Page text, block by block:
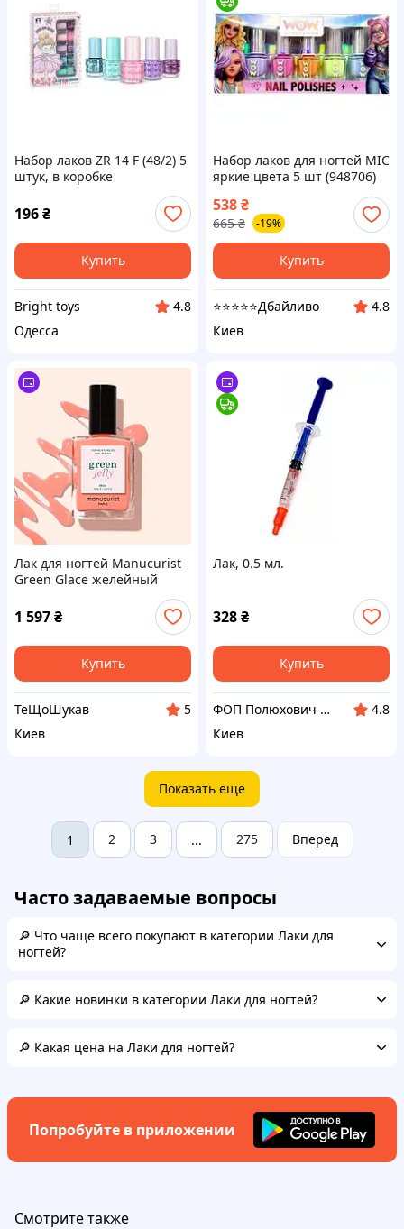
Набор лаков ZR 14 F (48/2) 5
штук, в коробке
196₴
Купить
Bright toys
4.8
Одесса
Набор лаков для ногтей MIC
яркие цвета 5 шт (948706)
538₴
665 ₴ -19%
Купить
⭐⭐⭐⭐⭐Дбайливо
4.8
Киев
Лак для ногтей Manucurist
Green Glace желейный
эффект и глянцевый блеск
15ml
1 597₴
Купить
ТеЩоШукав
5
Киев
Лак, 0.5 мл.
328₴
Купить
ФОП Полюхович Л.Г.
4.8
Киев
Показать еще
1 2 3 ... 275 Вперед
Часто задаваемые вопросы
🔎 Что чаще всего покупают в категории Лаки для
ногтей?
🔎 Какие новинки в категории Лаки для ногтей?
🔎 Какая цена на Лаки для ногтей?
Попробуйте в приложении
Смотрите также